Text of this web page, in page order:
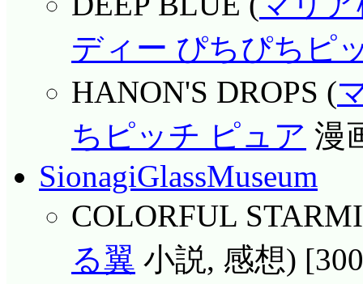
ディー ぴちぴちピ
HANON'S DROPS (
ちピッチ ピュア 漫
SionagiGlassMuseum
COLORFUL
る翼 小説, 感想)